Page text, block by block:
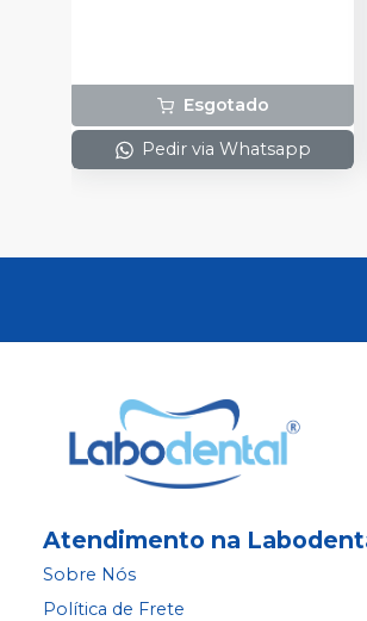
Esgotado
Pedir via Whatsapp
Atendimento na
Sobre Nós
Política de Frete